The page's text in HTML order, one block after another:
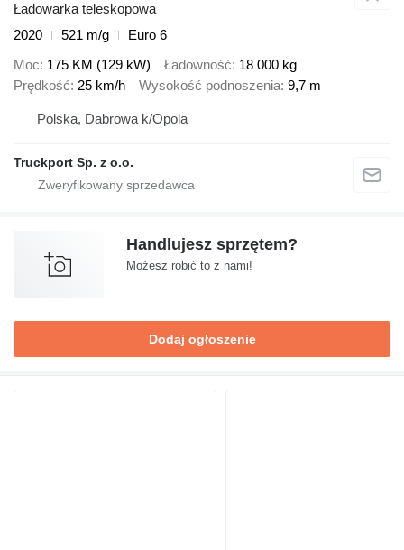
Ładowarka teleskopowa
2020
521 m/g
Euro 6
Moc 175 KM (129 kW) Ładowność 18 000 kg
Prędkość 25 km/h Wysokość podnoszenia 9,7 m
Polska, Dabrowa k/Opola
Truckport Sp. z o.o.
Handlujesz sprzętem?
Możesz robić to z nami!
Dodaj ogłoszenie